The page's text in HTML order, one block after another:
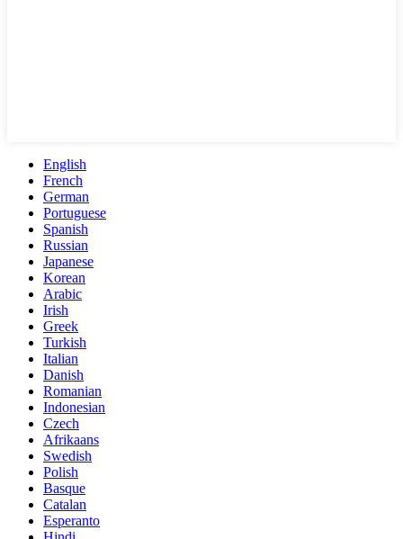
English
French
German
Portuguese
Spanish
Russian
Japanese
Korean
Arabic
Irish
Greek
Turkish
Italian
Danish
Romanian
Indonesian
Czech
Afrikaans
Swedish
Polish
Basque
Catalan
Esperanto